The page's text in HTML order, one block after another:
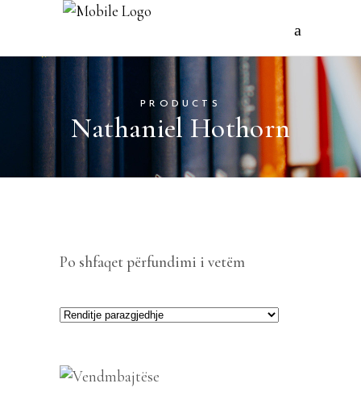
PRODUCTS
Nathaniel Hothorn
Po shfaqet përfundimi i vetëm
SHTOJE NË SHPORTË